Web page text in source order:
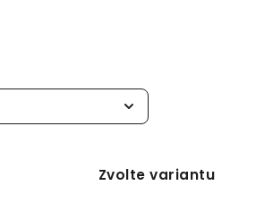
Zvolte variantu